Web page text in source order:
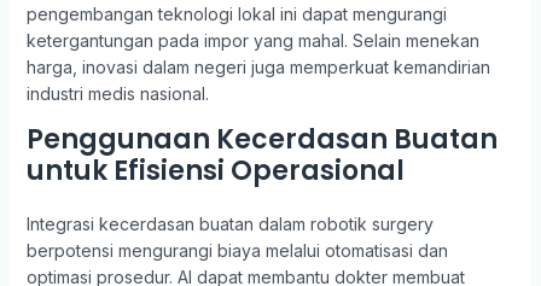
pengembangan teknologi lokal ini dapat mengurangi
ketergantungan pada impor yang mahal. Selain menekan
harga, inovasi dalam negeri juga memperkuat kemandirian
industri medis nasional.
Penggunaan Kecerdasan Buatan
untuk Efisiensi Operasional
Integrasi kecerdasan buatan dalam robotik surgery
berpotensi mengurangi biaya melalui otomatisasi dan
optimasi prosedur. AI dapat membantu dokter membuat